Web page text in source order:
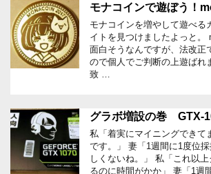
モナコインで遊ぼう！
モナコインを増やして遊べる
イトを見つけましたよっと。
面白そうなんですが、法改正
ので個人でご判断の上遊ばれ
致 …
グラボ増設の巻 GTX-
私「着実にマイニングできて
です。」 妻「1週間に1度位
しくないね。」 私「これ以
るのに時間がかか」 妻「1週